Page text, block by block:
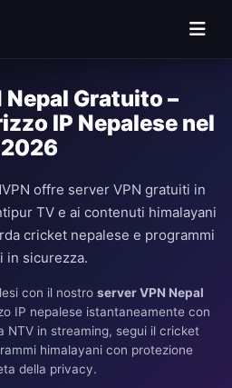
Nepal Gratuito –
IP Nepalese nel
2026
offre server VPN gratuiti in
TV e ai contenuti himalayani
cricket nepalese e programmi
in sicurezza.
con il nostro server VPN Nepal
IP nepalese istantaneamente con
NTV in streaming, segui il cricket
himalayani con protezione
della privacy.